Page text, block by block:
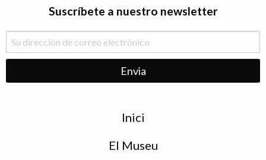
Suscríbete a nuestro newsletter
Inici
El Museu